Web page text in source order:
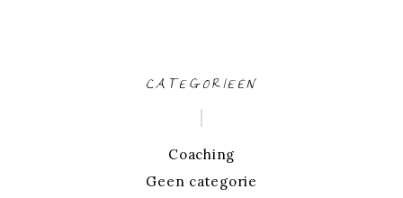
CATEGORIEËN
Coaching
Geen categorie